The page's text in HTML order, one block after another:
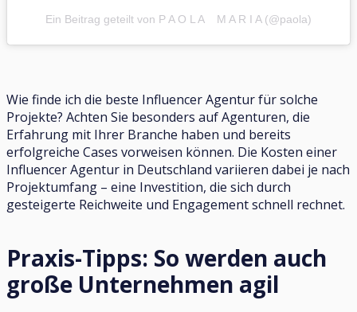
Ein Beitrag geteilt von P A O L A M A R I A (@paola)
Wie finde ich die beste Influencer Agentur für solche
Projekte? Achten Sie besonders auf Agenturen, die
Erfahrung mit Ihrer Branche haben und bereits
erfolgreiche Cases vorweisen können. Die Kosten einer
Influencer Agentur in Deutschland variieren dabei je nach
Projektumfang – eine Investition, die sich durch
gesteigerte Reichweite und Engagement schnell rechnet.
Praxis-Tipps: So werden auch
große Unternehmen agil